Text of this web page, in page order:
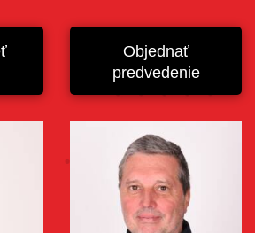
Objednať
predvedenie